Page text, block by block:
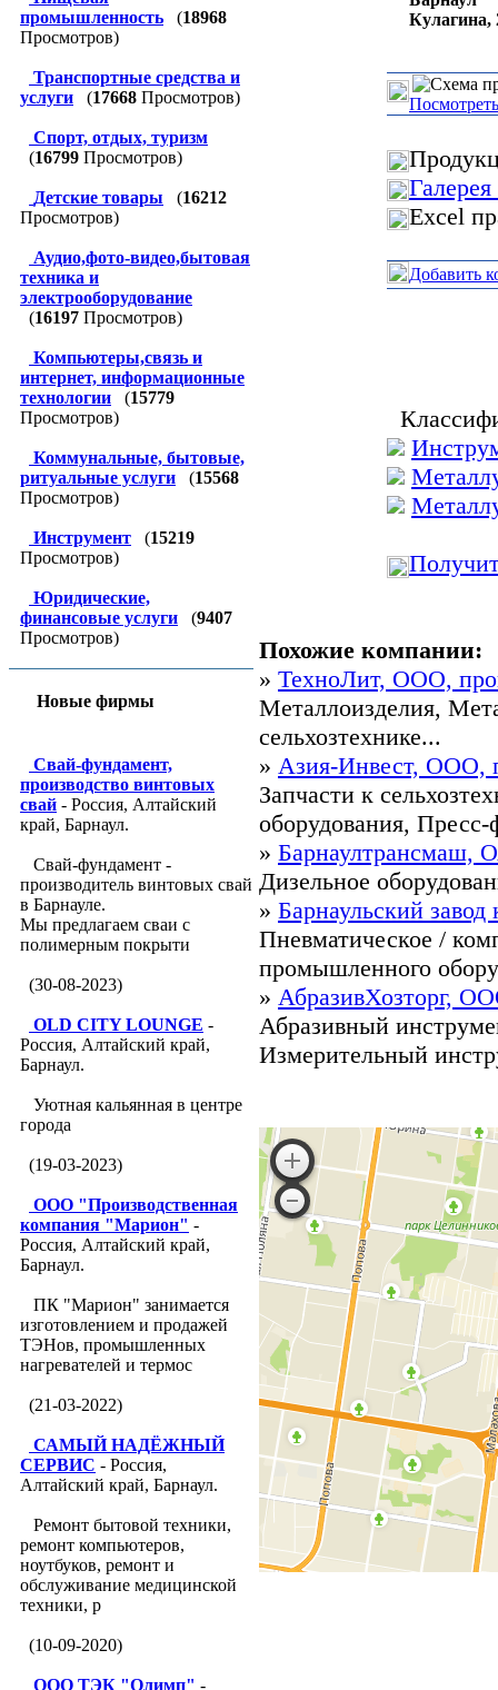
промышленность
(18968
Просмотров)
Транспортные средства и
услуги
(17668 Просмотров)
Спорт, отдых, туризм
(16799 Просмотров)
Детские товары (16212
Просмотров)
Аудио,фото-видео,бытовая
техника и
электрооборудование
(16197 Просмотров)
Компьютеры,связь и
интернет, информационные
технологии
(15779
Просмотров)
Коммунальные, бытовые,
ритуальные услуги
(15568
Просмотров)
Инструмент (15219
Просмотров)
Юридические,
финансовые услуги
(9407
Просмотров)
Новые фирмы
Свай-фундамент,
производство винтовых
свай - Россия, Алтайский
край, Барнаул.
Свай-фундамент -
производитель винтовых свай
в Барнауле.
Мы предлагаем сваи с
полимерным покрыти
(30-08-2023)
OLD CITY LOUNGE -
Россия, Алтайский край,
Барнаул.
Уютная кальянная в центре
города
(19-03-2023)
ООО "Производственная
компания "Марион" -
Россия, Алтайский край,
Барнаул.
ПК "Марион" занимается
изготовлением и продажей
ТЭНов, промышленных
нагревателей и термос
(21-03-2022)
САМЫЙ НАДЁЖНЫЙ
СЕРВИС - Россия,
Алтайский край, Барнаул.
Ремонт бытовой техники,
ремонт компьютеров,
ноутбуков, ремонт и
обслуживание медицинской
техники, р
(10-09-2020)
ООО ТЭК "Олимп" -
Кулагина,
Excel
Добавить
Похожие компании:
» ТехноЛит, ООО,
Металлоизделия,
сельхозтехнике...
» Азия-Инвест, ООО,
Запчасти к
оборудования,
» Барнаултрансмаш,
Дизельное
» Барнаульский
Пневматическое /
промышленного
» АбразивХозторг,
Абразивный
Измерительный